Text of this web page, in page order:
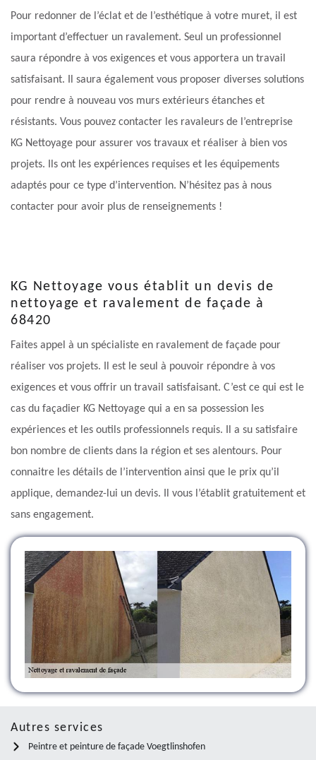
Pour redonner de l’éclat et de l’esthétique à votre muret, il est
important d’effectuer un ravalement. Seul un professionnel
saura répondre à vos exigences et vous apportera un travail
satisfaisant. Il saura également vous proposer diverses solutions
pour rendre à nouveau vos murs extérieurs étanches et
résistants. Vous pouvez contacter les ravaleurs de l’entreprise
KG Nettoyage pour assurer vos travaux et réaliser à bien vos
projets. Ils ont les expériences requises et les équipements
adaptés pour ce type d’intervention. N’hésitez pas à nous
contacter pour avoir plus de renseignements !
KG Nettoyage vous établit un devis de
nettoyage et ravalement de façade à
68420
Faites appel à un spécialiste en ravalement de façade pour
réaliser vos projets. Il est le seul à pouvoir répondre à vos
exigences et vous offrir un travail satisfaisant. C’est ce qui est le
cas du façadier KG Nettoyage qui a en sa possession les
expériences et les outils professionnels requis. Il a su satisfaire
bon nombre de clients dans la région et ses alentours. Pour
connaitre les détails de l’intervention ainsi que le prix qu’il
applique, demandez-lui un devis. Il vous l’établit gratuitement et
sans engagement.
Autres services
Peintre et peinture de façade Voegtlinshofen